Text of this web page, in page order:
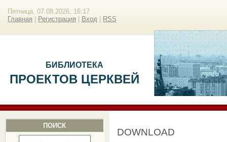
Пятница, 07.08.2026, 16:17
Главная
Регистрация Вход RSS
БИБЛИОТЕКА
ПРОЕКТОВ ЦЕРКВЕЙ
ПОИСК
DOWNLOAD